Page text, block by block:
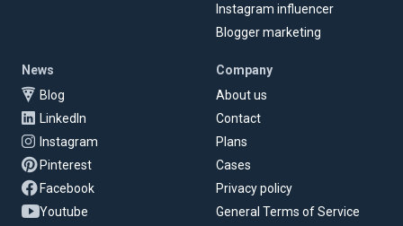
Instagram influencer
Blogger marketing
News
Blog
LinkedIn
Instagram
Pinterest
Facebook
Youtube
Company
About us
Contact
Plans
Cases
Privacy policy
General Terms of Service